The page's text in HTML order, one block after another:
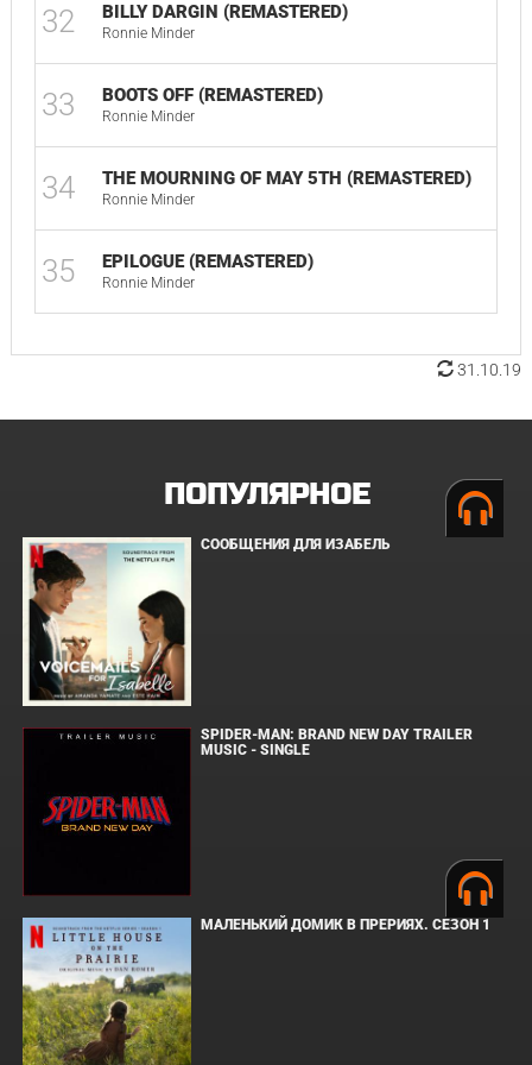
32 BILLY DARGIN (REMASTERED)
Ronnie Minder
33 BOOTS OFF (REMASTERED)
Ronnie Minder
34 THE MOURNING OF MAY 5TH (REMASTERED)
Ronnie Minder
35 EPILOGUE (REMASTERED)
Ronnie Minder
31.10.19
ПОПУЛЯРНОЕ
СООБЩЕНИЯ ДЛЯ ИЗАБЕЛЬ
SPIDER-MAN: BRAND NEW DAY TRAILER
MUSIC - SINGLE
МАЛЕНЬКИЙ ДОМИК В ПРЕРИЯХ. СЕЗОН 1